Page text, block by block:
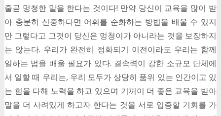
줄곧 멍청한 말을 한다는 것이다! 만약 당신이 교육을 많이 받
아 충분히 신중하다면 어휘를 순화하는 방법을 배울 수 있지
만 그렇다고 그것이 당신은 멍청이가 아니라는 것을 보장하지
는 않는다. 우리가 완전히 정화되기 이전이라도 우리는 함께
일하는 법을 배울 필요가 있다. 결속력이 강한 소규모 단체에
서 일할 때 우리는, 우리 모두가 상당히 품위 있는 인간이고 있
는 힘을 다해 노력을 하고 있으며 기꺼이 더 좋은 교육을 받아
말을 더 사려있게 하고자 한다는 것을 서로 입증할 기회를 가